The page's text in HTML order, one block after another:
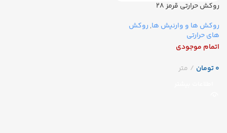
روکش حرارتی قرمز ۲۸
روکش ها و وارنیش ها, روکش
های حرارتی
اتمام موجودی
تومان